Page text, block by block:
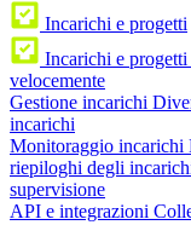
Incarichi e progetti
Incarichi e progetti
velocemente
Gestione incarichi
incarichi
Monitoraggio incarichi
riepiloghi degli
supervisione
API e integrazioni